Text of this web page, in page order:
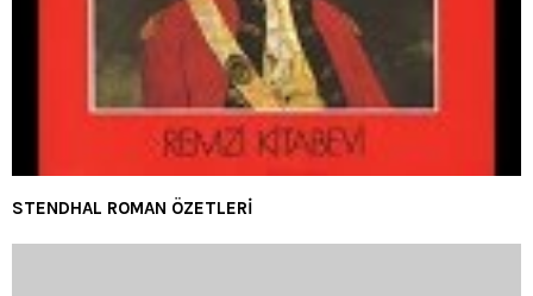
STENDHAL ROMAN ÖZETLERİ